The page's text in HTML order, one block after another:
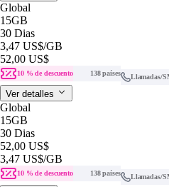
Global
15GB
30 Dias
3,47 US$/GB
52,00 US$
10 % de descuento 138 países Llamadas/
Ver detalles
Global
15GB
30 Dias
52,00 US$
3,47 US$/GB
10 % de descuento 138 países Llamadas/